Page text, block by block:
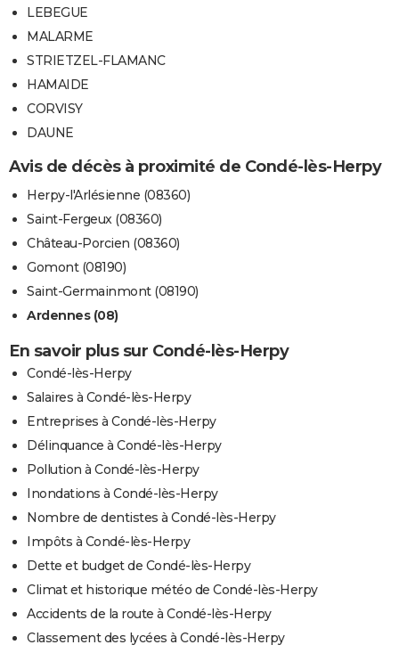
LEBEGUE
MALARME
STRIETZEL-FLAMANC
HAMAIDE
CORVISY
DAUNE
Avis de décès à proximité de Condé-lès-Herpy
Herpy-l'Arlésienne (08360)
Saint-Fergeux (08360)
Château-Porcien (08360)
Gomont (08190)
Saint-Germainmont (08190)
Ardennes (08)
En savoir plus sur Condé-lès-Herpy
Condé-lès-Herpy
Salaires à Condé-lès-Herpy
Entreprises à Condé-lès-Herpy
Délinquance à Condé-lès-Herpy
Pollution à Condé-lès-Herpy
Inondations à Condé-lès-Herpy
Nombre de dentistes à Condé-lès-Herpy
Impôts à Condé-lès-Herpy
Dette et budget de Condé-lès-Herpy
Climat et historique météo de Condé-lès-Herpy
Accidents de la route à Condé-lès-Herpy
Classement des lycées à Condé-lès-Herpy